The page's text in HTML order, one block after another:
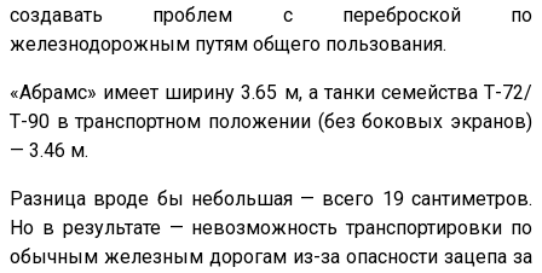
создавать проблем с переброской по
железнодорожным путям общего пользования.
«Абрамс» имеет ширину 3.65 м, а танки семейства Т-72/
Т-90 в транспортном положении (без боковых экранов)
— 3.46 м.
Разница вроде бы небольшая — всего 19 сантиметров.
Но в результате — невозможность транспортировки по
обычным железным дорогам из-за опасности зацепа за